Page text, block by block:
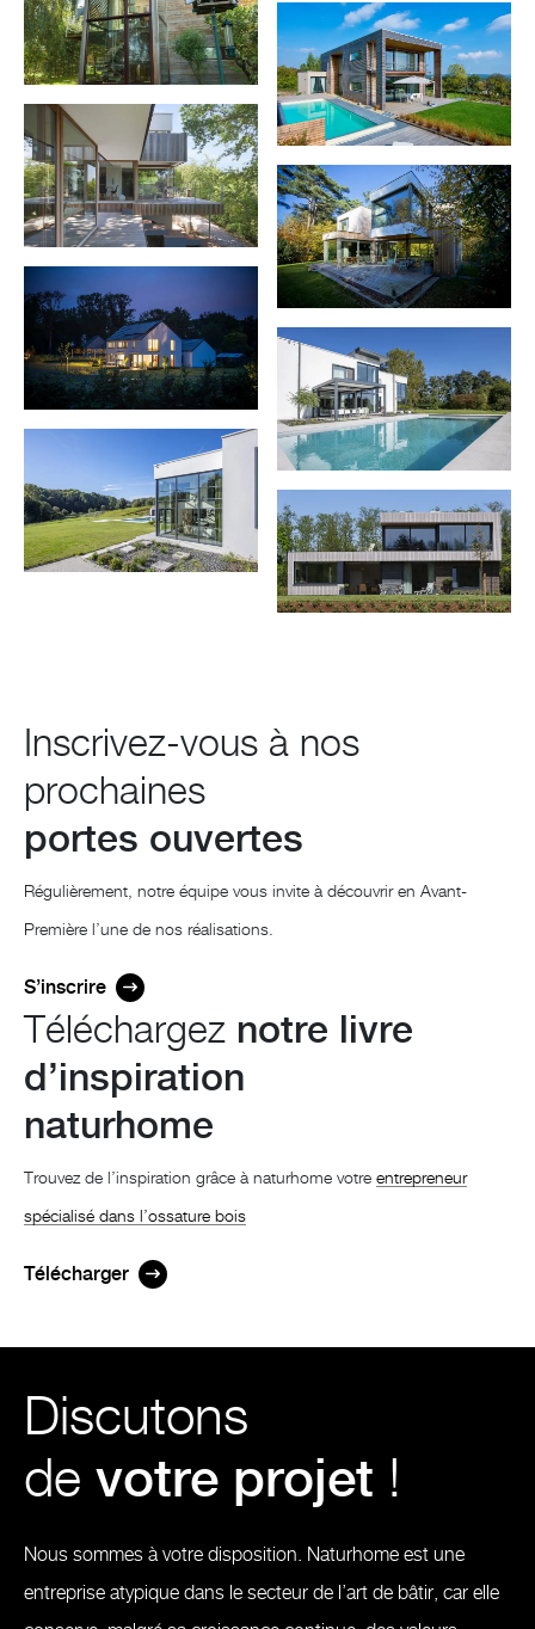
Inscrivez-vous à nos
prochaines
portes ouvertes
Régulièrement, notre équipe vous invite à découvrir en Avant-
Première l’une de nos réalisations.
S’inscrire
Téléchargez notre livre
d’inspiration
naturhome
Trouvez de l’inspiration grâce à naturhome votre entrepreneur
spécialisé dans l’ossature bois
Télécharger
Discutons
de votre projet !
Nous sommes à votre disposition. Naturhome est une
entreprise atypique dans le secteur de l’art de bâtir, car elle